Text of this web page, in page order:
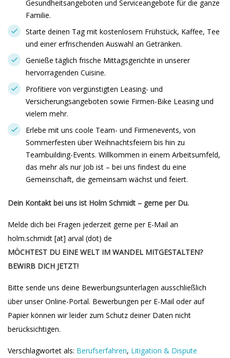
Gesundheitsangeboten und Serviceangebote für die ganze
Familie.
Starte deinen Tag mit kostenlosem Frühstück, Kaffee, Tee
und einer erfrischenden Auswahl an Getränken.
Genieße täglich frische Mittagsgerichte in unserer
hervorragenden Cuisine.
Profitiere von vergünstigten Leasing- und
Versicherungsangeboten sowie Firmen-Bike Leasing und
vielem mehr.
Erlebe mit uns coole Team- und Firmenevents, von
Sommerfesten über Weihnachtsfeiern bis hin zu
Teambuilding-Events. Willkommen in einem Arbeitsumfeld,
das mehr als nur Job ist – bei uns findest du eine
Gemeinschaft, die gemeinsam wächst und feiert.
Dein Kontakt bei uns ist Holm Schmidt – gerne per Du.
Melde dich bei Fragen jederzeit gerne per E-Mail an
holm.schmidt [at] arval (dot) de
MÖCHTEST DU EINE WELT IM WANDEL MITGESTALTEN?
BEWIRB DICH JETZT!
Bitte sende uns deine Bewerbungsunterlagen ausschließlich
über unser Online-Portal. Bewerbungen per E-Mail oder auf
Papier können wir leider zum Schutz deiner Daten nicht
berücksichtigen.
Verschlagwortet als: Berufserfahren, Litigation & Dispute